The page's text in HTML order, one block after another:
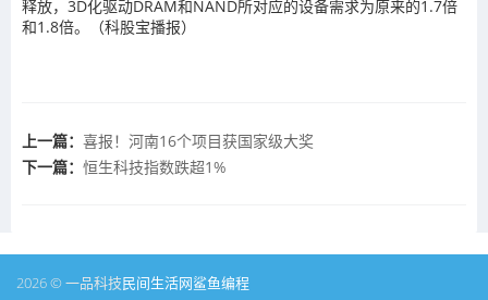
释放，3D化驱动DRAM和NAND所对应的设备需求为原来的1.7倍
和1.8倍。（科股宝播报）
上一篇： 喜报！河南16个项目获国家级大奖
下一篇： 恒生科技指数跌超1%
2026 © 一品科技民间生活网鲨鱼编程